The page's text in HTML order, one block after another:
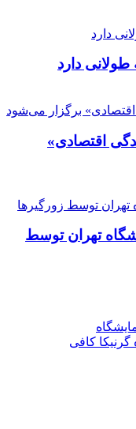
طولانی دارد
اقتصادی»
تهران توسط
گرنیکا کافی